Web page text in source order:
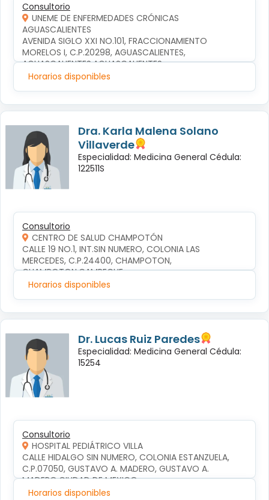
Consultorio
UNEME DE ENFERMEDADES CRÓNICAS
AGUASCALIENTES
AVENIDA SIGLO XXI NO.101, FRACCIONAMIENTO
MORELOS I, C.P.20298, AGUASCALIENTES,
AGUASCALIENTES,AGUASCALIENTES
Horarios disponibles
Dra. Karla Malena Solano
Villaverde
Especialidad: Medicina General Cédula:
122511S
Consultorio
CENTRO DE SALUD CHAMPOTÓN
CALLE 19 NO.1, INT.SIN NUMERO, COLONIA LAS
MERCEDES, C.P.24400, CHAMPOTON,
CHAMPOTON,CAMPECHE
Horarios disponibles
Dr. Lucas Ruiz Paredes
Especialidad: Medicina General Cédula:
15254
Consultorio
HOSPITAL PEDIÁTRICO VILLA
CALLE HIDALGO SIN NUMERO, COLONIA ESTANZUELA,
C.P.07050, GUSTAVO A. MADERO, GUSTAVO A.
MADERO,CIUDAD DE MEXICO
Horarios disponibles